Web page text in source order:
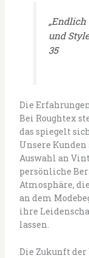
und
35
Die
Bei Roughtex
das spiegelt
Unsere
Auswahl an
persönliche
Atmosphäre,
an dem
ihre
lassen.
Die Zukunft der